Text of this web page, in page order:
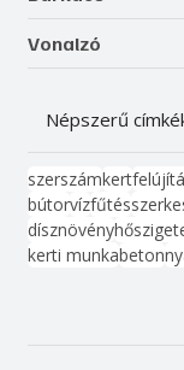
Vonalzó
Népszerű
szerszámkert
bútorvízfűtés
dísznövény
kerti munkabeton